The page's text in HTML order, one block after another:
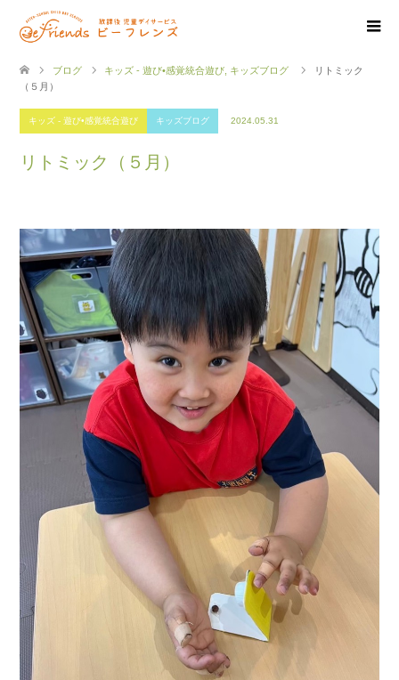
ブログ キッズ - 遊び•感覚統合遊び キッズブログ
リトミック
（５月）
キッズ - 遊び•感覚統合遊び キッズブログ 2024.05.31
リトミック（５月）